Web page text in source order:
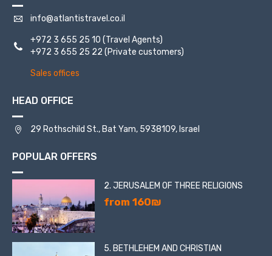
info@atlantistravel.co.il
+972 3 655 25 10 (Travel Agents)
+972 3 655 25 22 (Private customers)
Sales offices
HEAD OFFICE
29 Rothschild St., Bat Yam, 5938109, Israel
POPULAR OFFERS
2. JERUSALEM OF THREE RELIGIONS
from 160₪
5. BETHLEHEM AND CHRISTIAN